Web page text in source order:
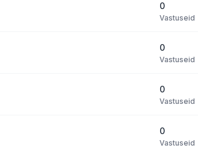
0
Vastuseid
0
Vastuseid
0
Vastuseid
0
Vastuseid